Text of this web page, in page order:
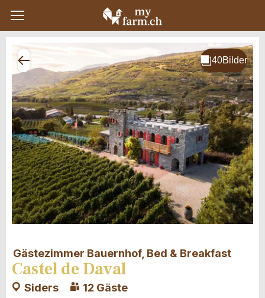
Gästezimmer Bauernhof, Bed & Breakfast
Castel de Daval
Siders 12 Gäste